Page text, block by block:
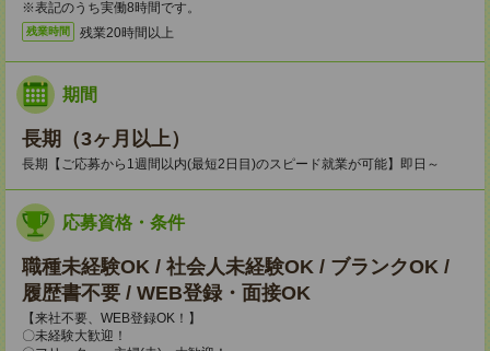
※表記のうち実働8時間です。
残業時間 残業20時間以上
期間
長期（3ヶ月以上）
長期【ご応募から1週間以内(最短2日目)のスピード就業が可能】即日～
応募資格・条件
職種未経験OK / 社会人未経験OK / ブランクOK /
履歴書不要 / WEB登録・面接OK
【来社不要、WEB登録OK！】
〇未経験大歓迎！